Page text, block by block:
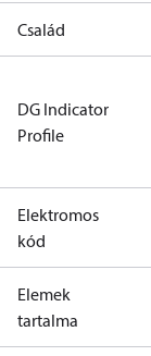
Család
DG Indicator
Profile
Elektromos
kód
Elemek
tartalma